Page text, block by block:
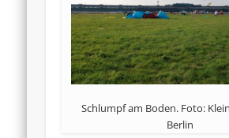
Schlumpf am Boden. Foto:
Berlin